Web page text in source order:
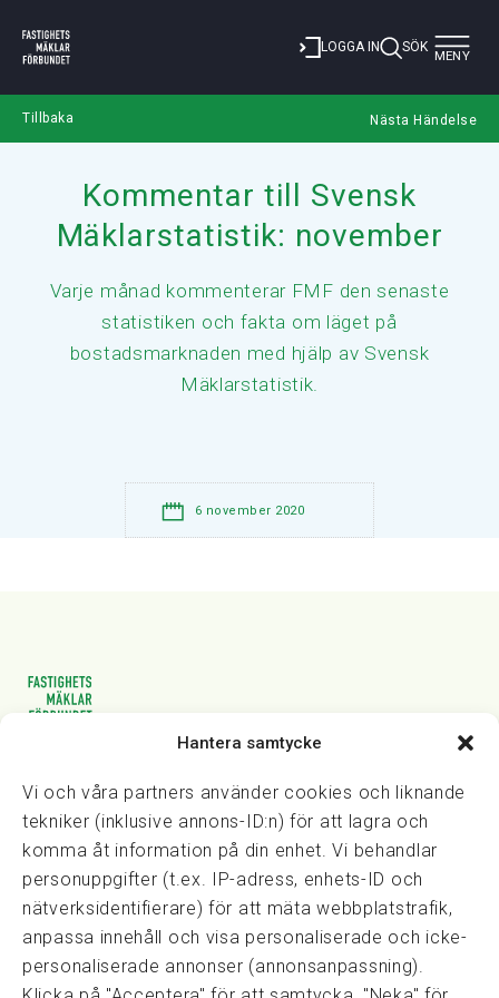
Hantera samtycke
Vi och våra partners använder cookies och liknande
tekniker (inklusive annons-ID:n) för att lagra och
komma åt information på din enhet. Vi behandlar
personuppgifter (t.ex. IP-adress, enhets-ID och
nätverksidentifierare) för att mäta webbplatstrafik,
anpassa innehåll och visa personaliserade och icke-
personaliserade annonser (annonsanpassning).
LOGGA IN SÖK Toggle
MENY
Tillbaka Nästa Händelse
Kommentar till Svensk
Mäklarstatistik: november
Varje månad kommenterar FMF den senaste
statistiken och fakta om läget på
bostadsmarknaden med hjälp av Svensk
Mäklarstatistik.
6 november 2020
Vasagatan 28, 111 20 Stockholm
kansli@fmf.se
Snabblänkar
Prisexempel
Medarbetare
Policies & integritet